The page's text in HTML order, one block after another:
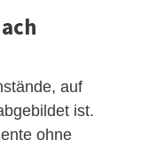
auf
ist.
ohne